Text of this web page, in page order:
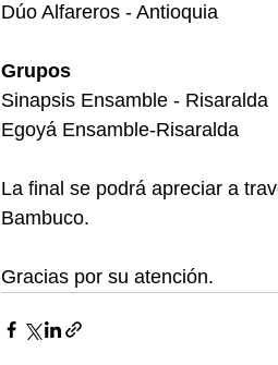
Dúo Alfareros - Antioquia
Grupos
Sinapsis Ensamble - Risaralda
Egoyá Ensamble-Risaralda
La final se podrá apreciar a
Bambuco.
Gracias por su atención.